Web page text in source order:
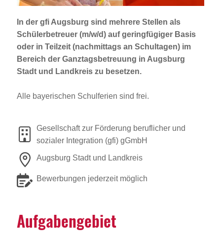
Jobportal
Presse und Medien
bbw e. V.
Karriere
Presse
News Archiv
In der gfi Augsburg sind mehrere Stellen als
Schülerbetreuer (m/w/d)auf geringfügiger Basis
oder in Teilzeit (nachmittags an Schultagen) im
Bereich der Ganztagsbetreuung in Augsburg
Stadt und Landkreis zu besetzen.
Alle bayerischen Schulferien sind frei.
Gesellschaft zur Förderung beruflicher und
sozialer Integration (gfi) gGmbH
Augsburg Stadt und Landkreis
Bewerbungen jederzeit möglich
Aufga­ben­ge­biet